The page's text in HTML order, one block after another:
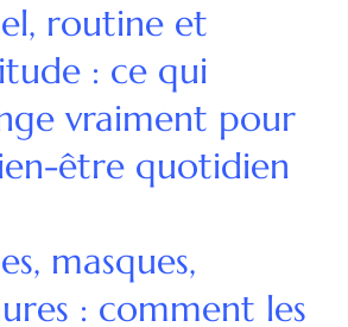
routine et
: ce qui
vraiment pour
être quotidien
masques,
: comment les